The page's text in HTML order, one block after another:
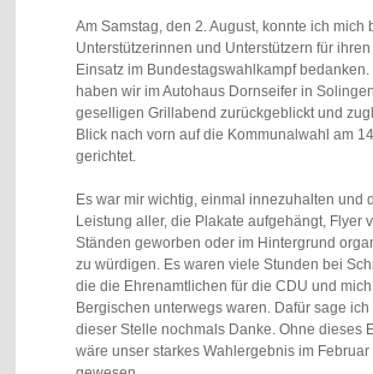
Am Samstag, den 2. August, konnte ich mich
Unterstützerinnen und Unterstützern für
Einsatz im Bundestagswahlkampf
haben wir im Autohaus Dornseifer in
geselligen Grillabend zurückgeblickt und
Blick nach vorn auf die Kommunalwahl am
gerichtet.
Es war mir wichtig, einmal innezuhalten und
Leistung aller, die Plakate aufgehängt, Flyer
Ständen geworben oder im Hintergrund
zu würdigen. Es waren viele Stunden bei
die die Ehrenamtlichen für die CDU und
Bergischen unterwegs waren. Dafür sage ich
dieser Stelle nochmals Danke. Ohne dieses
wäre unser starkes Wahlergebnis im